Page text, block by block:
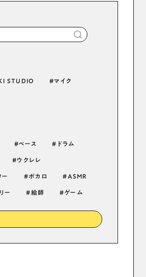
STUDIO マイク
ベース ドラム
ウクレレ
ー ボカロ ASMR
ー 絵師 ゲーム